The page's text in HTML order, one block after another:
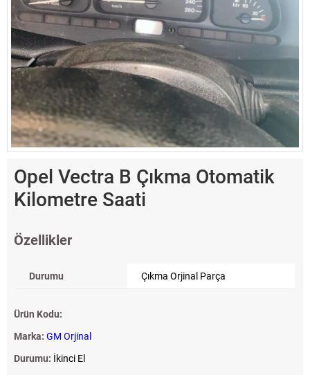
Opel Vectra B Çıkma Otomatik
Kilometre Saati
Özellikler
Durumu Çıkma Orjinal Parça
Ürün Kodu:
Marka: GM Orjinal
Durumu: İkinci El